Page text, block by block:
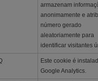
armazenam
anonimamente e
número gerado
aleatoriamente para
identificar visitantes
Este cookie é
Google Analytics.